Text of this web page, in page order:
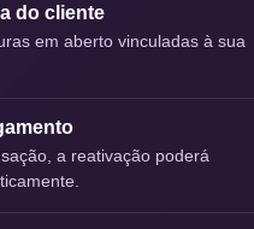
do cliente
em aberto vinculadas à sua
a reativação poderá